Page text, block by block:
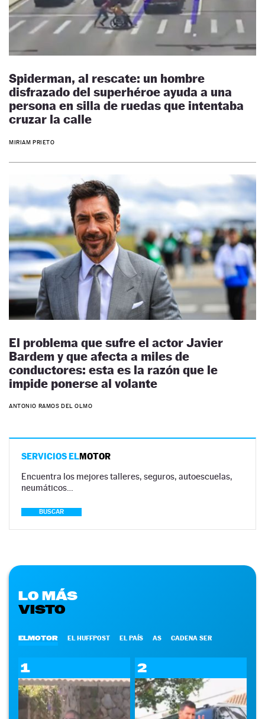
Spiderman, al rescate: un hombre
disfrazado del superhéroe ayuda a una
persona en silla de ruedas que intentaba
cruzar la calle
MIRIAM PRIETO
El problema que sufre el actor Javier
Bardem y que afecta a miles de
conductores: esta es la razón que le
impide ponerse al volante
ANTONIO RAMOS DEL OLMO
SERVICIOS ELMOTOR
Encuentra los mejores talleres, seguros, autoescuelas,
neumáticos…
BUSCAR
LO MÁS
VISTO
ELMOTOR EL HUFFPOST EL PAÍS AS CADENA SER
1 2